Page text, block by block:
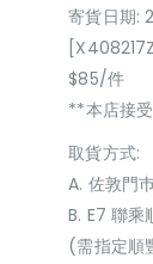
寄貨日期:
$85/件
**本店接
取貨方式:
A. 佐敦門
B. E7 聯
(需指定順